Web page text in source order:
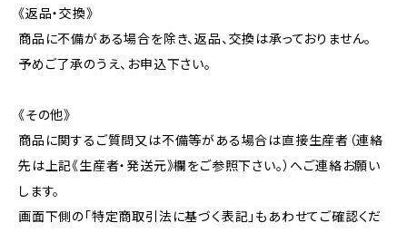
《返品・交換》
商品に不備がある場合を除き、返品、交換は承っておりません。
予めご了承のうえ、お申込下さい。
《その他》
商品に関するご質問又は不備等がある場合は直接生産者（連絡
先は上記《生産者・発送元》欄をご参照下さい。）へご連絡お願い
します。
画面下側の「特定商取引法に基づく表記」もあわせてご確認くだ